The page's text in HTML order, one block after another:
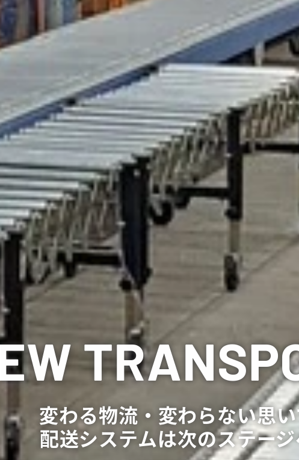
変わる物流・変わらない思い
配送システムは次のステージ